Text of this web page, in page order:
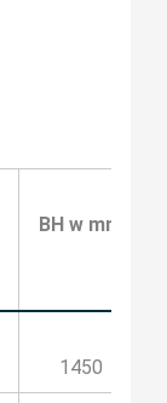
BH w mm
1450